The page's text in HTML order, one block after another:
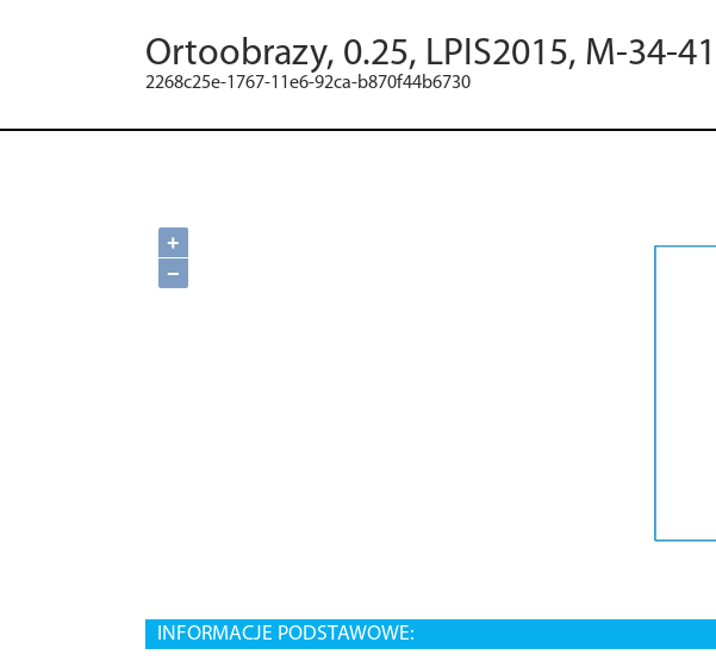
Ortoobrazy, 0.25, LPIS2015, M-34-
2268c25e-1767-11e6-92ca-b870f44b6730
+
−
INFORMACJE PODSTAWOWE: